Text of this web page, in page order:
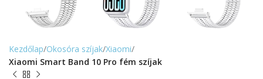
Kezdőlap Okosóra szíjak Xiaomi
Xiaomi Smart Band 10 Pro fém szíjak